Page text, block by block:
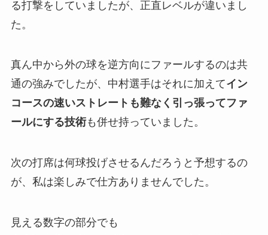
る打撃をしていましたが、正直レベルが違いまし
た。
真ん中から外の球を逆方向にファールするのは共
通の強みでしたが、中村選手はそれに加えてイン
コースの速いストレートも難なく引っ張ってファ
ールにする技術も併せ持っていました。
次の打席は何球投げさせるんだろうと予想するの
が、私は楽しみで仕方ありませんでした。
見える数字の部分でも